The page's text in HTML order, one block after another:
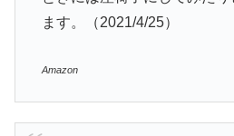
ます。（2021/4/25）
Amazon